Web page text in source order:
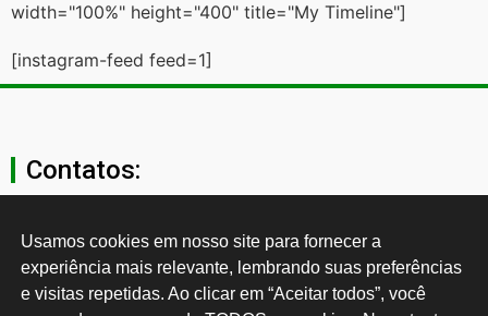
width="100%" height="400" title="My Timeline"]
[instagram-feed feed=1]
Contatos:
secgeral@ctb.org.br
11 3874-0040
Usamos cookies em nosso site para fornecer a
experiência mais relevante, lembrando suas preferências
e visitas repetidas. Ao clicar em “Aceitar todos”, você